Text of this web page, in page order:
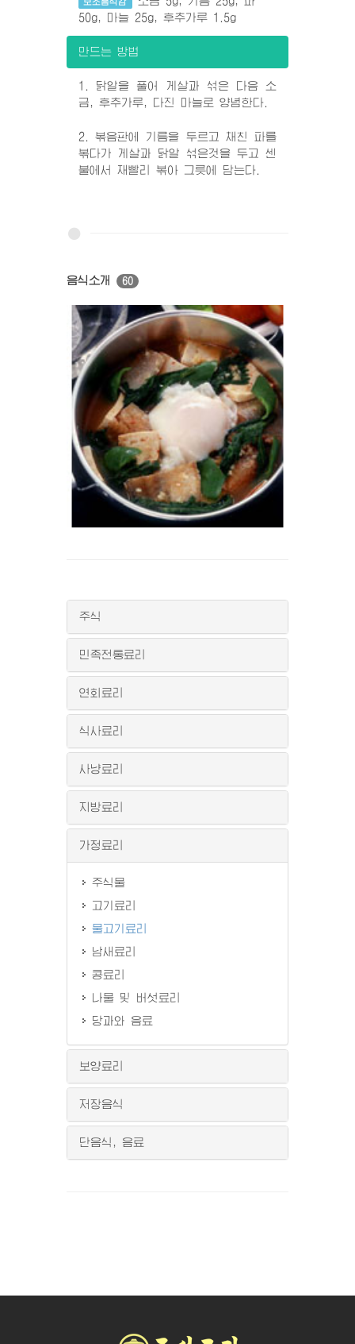
보조음식감
50g, 마늘 25g, 후추가루 1.5g
만드는 방법
1. 닭알을 풀어 게살과 섞은 다음 소
금, 후추가루, 다진 마늘로 양념한다.
2. 볶음판에 기름을 두르고 채친 파를
볶다가 게살과 닭알 섞은것을 두고 센
불에서 재빨리 볶아 그릇에 담는다.
음식소개 60
주식
민족전통료리
연회료리
식사료리
사냥료리
지방료리
가정료리
주식물
고기료리
물고기료리
남새료리
콩료리
나물 및 버섯료리
당과와 음료
보양료리
저장음식
단음식, 음료